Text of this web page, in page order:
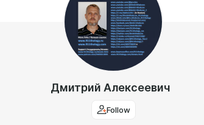
Дмитрий Алексеевич
Follow